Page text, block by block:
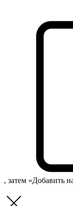
, затем «Добавить